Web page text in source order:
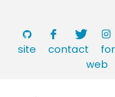
site
contact
web